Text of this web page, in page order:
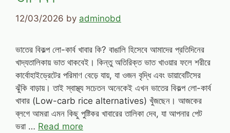
12/03/2026 by adminobd
ভাতের বিকল্প লো-কার্ব খাবার কি? বাঙালি হিসেবে আমাদের প্রতিদিনের
খাদ্যতালিকায় ভাত থাকবেই। কিন্তু অতিরিক্ত ভাত খাওয়ার ফলে শরীরে
কার্বোহাইড্রেটের পরিমাণ বেড়ে যায়, যা ওজন বৃদ্ধি এবং ডায়াবেটিসের
ঝুঁকি বাড়ায়। তাই স্বাস্থ্য সচেতন অনেকেই এখন ভাতের বিকল্প লো-কার্ব
খাবার (Low-carb rice alternatives) খুঁজছেন। আজকের
ব্লগে আমরা এমন কিছু পুষ্টিকর খাবারের তালিকা দেব, যা আপনার পেট
ভরা … Read more